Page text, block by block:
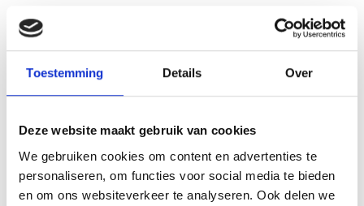
Toestemming Details Over
Deze website maakt gebruik van cookies
We gebruiken cookies om content en advertenties te
personaliseren, om functies voor social media te bieden
en om ons websiteverkeer te analyseren. Ook delen we
Stekkerdoos 6 voudig
Bachmann zwart 3m netsnoer
monteerbaar
€ 15,98